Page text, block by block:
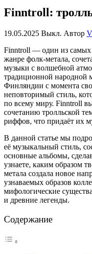
Finntroll:
19.05.2025 Выкл. Автор
Finntroll — один из самых
жанре фолк-метала,
музыки с волшебной
традиционной народной
Финляндии с момента
неповторимый стиль,
по всему миру. Finntroll
сочетанию тролльской
риффов, что придаёт их
В данной статье мы
её музыкальный стиль,
основные альбомы,
узнаете, каким образом
метала создала новое
узнаваемых образов
мифологические
и древние легенды.
Содержание